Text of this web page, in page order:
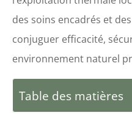
des soins encadrés et
conjuguer efficacité,
environnement naturel
Table des matières